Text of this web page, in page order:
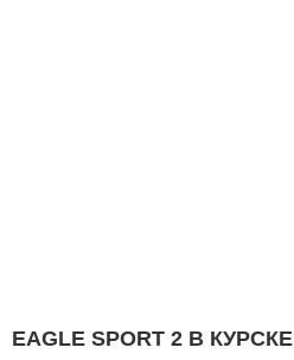
EAGLE SPORT 2 В КУРСКЕ